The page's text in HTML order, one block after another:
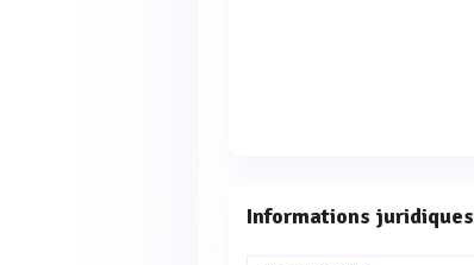
Informations juridiques